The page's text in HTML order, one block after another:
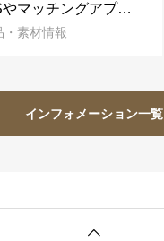
マッチングアプリ
プロフィール画像）
・素材情報
インフォメーション一覧